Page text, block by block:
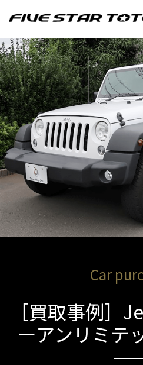
Car
［買取事例］
ーアンリミテ